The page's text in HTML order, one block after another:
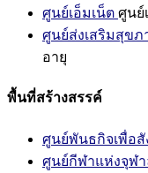
ศูนย์เอ็มเน็ต ศูนย์
ศูนย์ส่งเสริมสุขภ
อายุ
พื้นที่สร้างสรรค์
ศูนย์พันธกิจเพื่อสั
ศูนย์กีฬาแห่งจุฬ